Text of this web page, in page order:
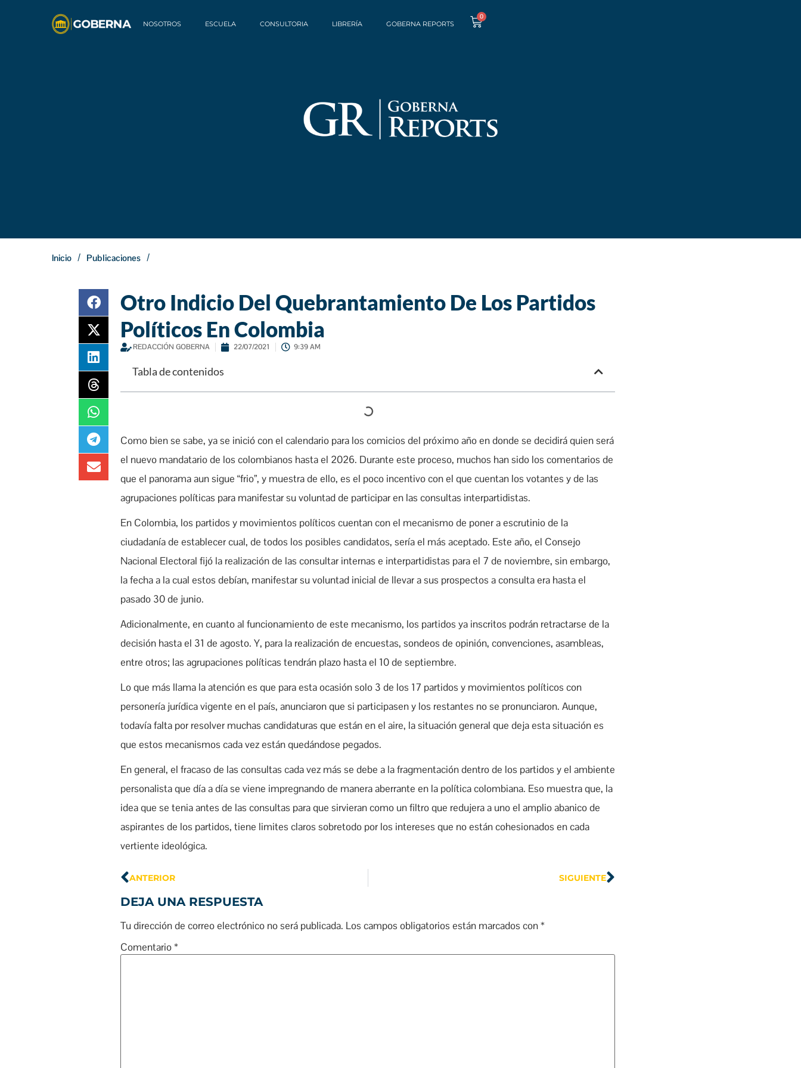
NOSOTROS ESCUELA CONSULTORIA LIBRERÍA GOBERNA REPORTS
0
Inicio / Publicaciones /
Otro Indicio Del Quebrantamiento De Los Partidos
Políticos En Colombia
REDACCIÓN GOBERNA 22/07/2021 9:39 AM
Tabla de contenidos
Como bien se sabe, ya se inició con el calendario para los comicios del próximo año en donde se decidirá quien será
el nuevo mandatario de los colombianos hasta el 2026. Durante este proceso, muchos han sido los comentarios de
que el panorama aun sigue “frio”, y muestra de ello, es el poco incentivo con el que cuentan los votantes y de las
agrupaciones políticas para manifestar su voluntad de participar en las consultas interpartidistas.
En Colombia, los partidos y movimientos políticos cuentan con el mecanismo de poner a escrutinio de la
ciudadanía de establecer cual, de todos los posibles candidatos, sería el más aceptado. Este año, el Consejo
Nacional Electoral fijó la realización de las consultar internas e interpartidistas para el 7 de noviembre, sin embargo,
la fecha a la cual estos debían, manifestar su voluntad inicial de llevar a sus prospectos a consulta era hasta el
pasado 30 de junio.
Adicionalmente, en cuanto al funcionamiento de este mecanismo, los partidos ya inscritos podrán retractarse de la
decisión hasta el 31 de agosto. Y, para la realización de encuestas, sondeos de opinión, convenciones, asambleas,
entre otros; las agrupaciones políticas tendrán plazo hasta el 10 de septiembre.
Lo que más llama la atención es que para esta ocasión solo 3 de los 17 partidos y movimientos políticos con
personería jurídica vigente en el país, anunciaron que si participasen y los restantes no se pronunciaron. Aunque,
todavía falta por resolver muchas candidaturas que están en el aire, la situación general que deja esta situación es
que estos mecanismos cada vez están quedándose pegados.
En general, el fracaso de las consultas cada vez más se debe a la fragmentación dentro de los partidos y el ambiente
personalista que día a día se viene impregnando de manera aberrante en la política colombiana. Eso muestra que, la
idea que se tenia antes de las consultas para que sirvieran como un filtro que redujera a uno el amplio abanico de
aspirantes de los partidos, tiene limites claros sobretodo por los intereses que no están cohesionados en cada
vertiente ideológica.
ANTERIOR SIGUIENTE
DEJA UNA RESPUESTA
Tu dirección de correo electrónico no será publicada. Los campos obligatorios están marcados con*
Comentario*